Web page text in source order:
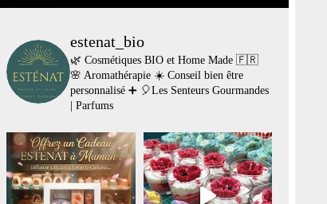
estenat_bio
🌿 Cosmétiques BIO et Home Made 🇫🇷
🌸 Aromathérapie ☀️ Conseil bien être
personnalisé ➕ 🎈Les Senteurs Gourmandes
| Parfums